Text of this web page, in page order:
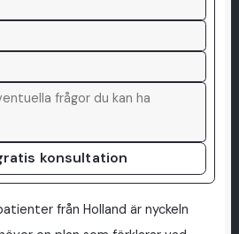
konsultation
från Holland är nyckeln